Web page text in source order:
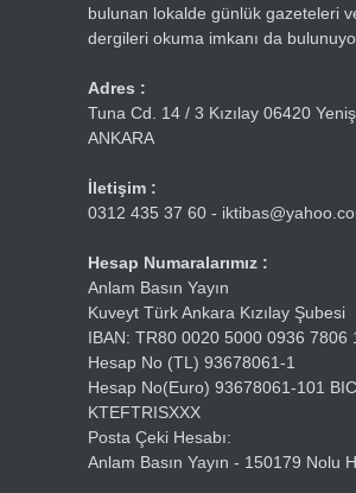
bulunan lokalde günlük gazeteleri
dergileri okuma imkanı da
Adres :
Tuna Cd. 14 / 3 Kızılay 06420
ANKARA
İletişim :
0312 435 37 60 -
Hesap Numaralarımız :
Anlam Basın Yayın
Kuveyt Türk Ankara Kızılay Şubesi
IBAN: TR80 0020 5000 0936 7806
Hesap No (TL) 93678061-1
Hesap No(Euro) 93678061-101
KTEFTRISXXX
Posta Çeki Hesabı:
Anlam Basın Yayın - 150179 Nolu